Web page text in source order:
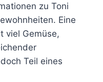
zu Toni
Eine
viel Gemüse,
Teil eines